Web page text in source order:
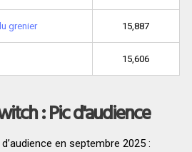
grenier 15,887
15,606
: Pic d'audience
en septembre 2025 :